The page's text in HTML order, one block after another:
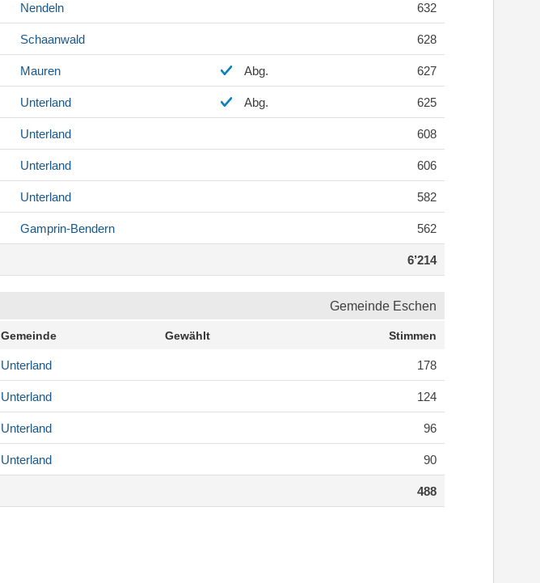
Nendeln 632
Schaanwald 628
Mauren Abg. 627
Unterland Abg. 625
Unterland 608
Unterland 606
Unterland 582
Gamprin-Bendern 562
6’214
Gemeinde Eschen
Gemeinde Gewählt Stimmen
Unterland 178
Unterland 124
Unterland 96
Unterland 90
488